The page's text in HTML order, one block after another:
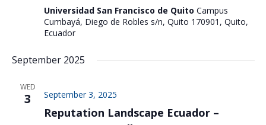
Universidad San Francisco de Quito Campus
Cumbayá, Diego de Robles s/n, Quito 170901, Quito,
Ecuador
September 2025
WED
3 September 3, 2025
Reputation Landscape Ecuador –